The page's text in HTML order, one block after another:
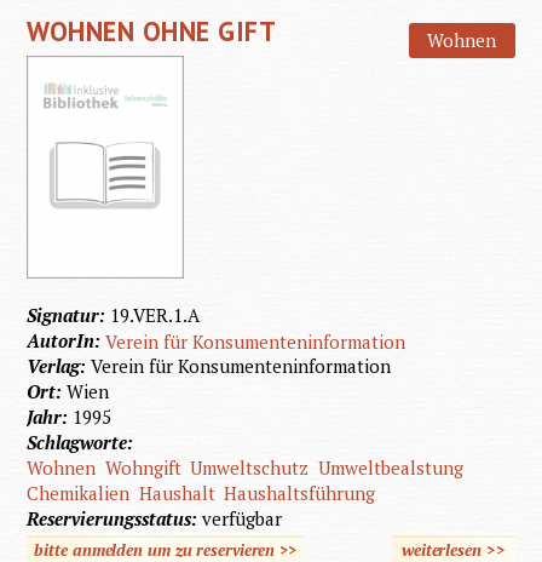
WOHNEN OHNE GIFT Wohnen
Signatur: 19.VER.1.A
AutorIn:Verein für Konsumenteninformation
Verlag:Verein für Konsumenteninformation
Ort:Wien
Jahr: 1995
Schlagworte:
Wohnen Wohngift Umweltschutz Umweltbealstung
Chemikalien Haushalt Haushaltsführung
Reservierungsstatus:verfügbar
bitte anmelden um zu reservieren >> weiterlesen
über
>>